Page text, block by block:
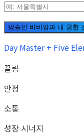
방송인 바비앙과 내 궁합
Day Master + Five
끌림
안정
소통
성장 시너지